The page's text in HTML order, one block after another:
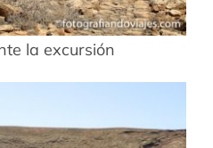
la excursión